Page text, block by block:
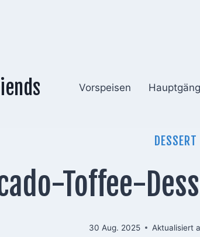
Vorspeisen
DESSERT
Toffee-
30 Aug. 2025 Aktualisiert